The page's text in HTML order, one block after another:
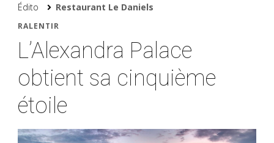
Édito Restaurant Le Daniels
RALENTIR
L’Alexandra Palace
obtient sa cinquième
étoile